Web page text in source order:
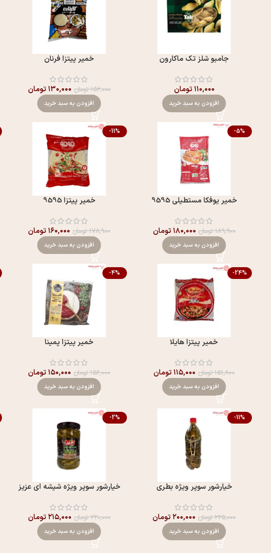
جامبو شلز تک ماکارون
۱۱۰,۰۰۰تومان
افزودن به سبد خرید
خمير پيتزا فرنان
۱۵۲,۰۰۰تومان ۱۳۰,۰۰۰تومان
افزودن به سبد خرید
-5%
خمير یوفکا مستطیلی 9595
۱۸۹,۹۰۰تومان ۱۸۰,۰۰۰تومان
افزودن به سبد خرید
-11%
خمیر پیتزا 9595
۱۷۸,۹۰۰تومان ۱۶۰,۰۰۰تومان
افزودن به سبد خرید
-24%
خمیر پیتزا هایلا
۱۵۱,۸۰۰تومان ۱۱۵,۰۰۰تومان
افزودن به سبد خرید
-4%
خمیر پیتزا پمینا
۱۵۶,۰۰۰تومان ۱۵۰,۰۰۰تومان
افزودن به سبد خرید
-11%
خیارشور سوپر ویژه بطری
۲۲۵,۰۰۰تومان ۲۰۰,۰۰۰تومان
افزودن به سبد خرید
-2%
خیارشور سوپر ویژه شیشه ای عزیز
۲۲۰,۰۰۰تومان ۲۱۵,۰۰۰تومان
افزودن به سبد خرید